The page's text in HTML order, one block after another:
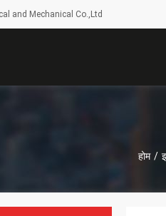
and Mechanical Co.,Ltd
होम /